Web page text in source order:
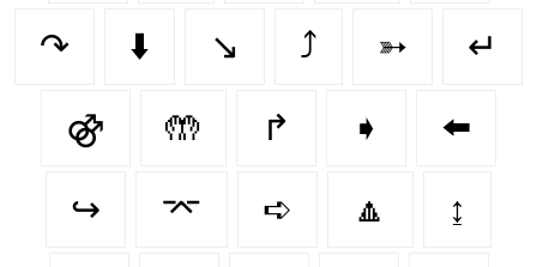
↷ ⬇️ ↘ ⤴ ➳ ↵
⚣ 🤲 ↱ ➧ ⬅️
↪️ ⌤ ➪ 🔼 ↨